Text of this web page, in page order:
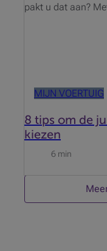
MIJN VOERTUIG
8 tips om de
kiezen
pakt u dat aan?
6 min